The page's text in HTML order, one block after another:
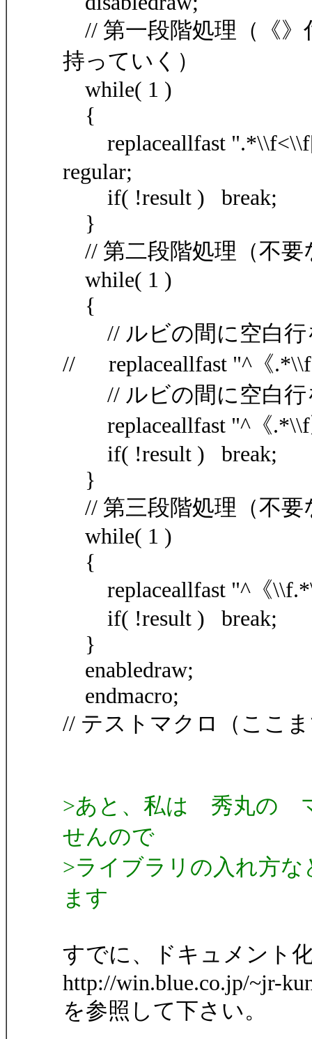
// 第一段階処理（《》
持っていく）
while( 1 )
{
replaceallfast
regular;
if( !result ) break;
}
// 第二段階処理（不要
while( 1 )
{
// ルビの間に空白行
// replaceallfast "^《.*\\f
// ルビの間に空白行
replaceallfast "^《.*\\f
if( !result ) break;
}
// 第三段階処理（不要
while( 1 )
{
replaceallfast "^《
if( !result ) break;
}
enabledraw;
endmacro;
// テストマクロ（ここ
>あと、私は 秀丸の
せんので
>ライブラリの入れ方
ます
すでに、ドキュメント
http://win.blue.co.jp/~jr-
を参照して下さい。